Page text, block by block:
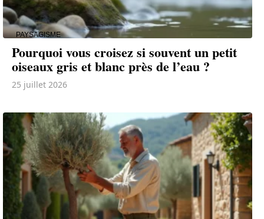
PAYSAGISME
Pourquoi vous croisez si souvent un petit
oiseaux gris et blanc près de l’eau ?
25 juillet 2026